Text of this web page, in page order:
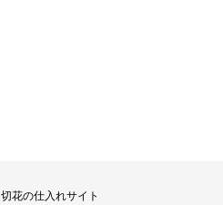
切花の仕入れサイト